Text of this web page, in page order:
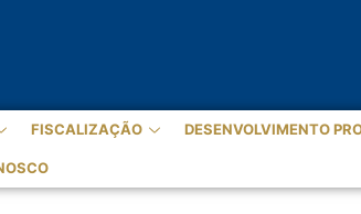
FISCALIZAÇÃO DESENVOLVIMENTO